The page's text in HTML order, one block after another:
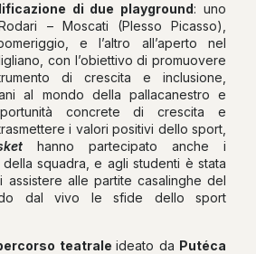
di due playground: uno
– Moscati (Plesso Picasso),
e l’altro all’aperto nel
con l’obiettivo di promuovere
di crescita e inclusione,
al mondo della pallacanestro e
concrete di crescita e
i valori positivi dello sport,
hanno partecipato anche i
squadra, e agli studenti è stata
assistere alle partite casalinghe del
dal vivo le sfide dello sport
teatraleideato da Putéca